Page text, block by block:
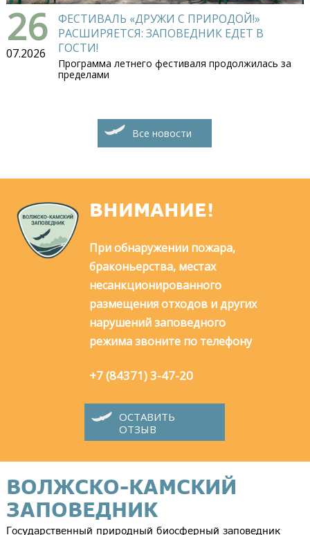
26
07.2026
ФЕСТИВАЛЬ «ДРУЖИ С ПРИРОДОЙ!»
РАСШИРЯЕТСЯ: ЗАПОВЕДНИК ЕДЕТ В
ГОСТИ!
Программа летнего фестиваля продолжилась за
пределами
Все новости
ВНИМАНИЕ!
При обнаружении пожара,
браконьерства, местах
несанкционированного
размещения отходов и других
нарушений заповедного
режима звоните по телефону
+7 (84371) 3-47-20
ОСТАВИТЬ
ОТЗЫВ
ВОЛЖСКО-КАМСКИЙ
ЗАПОВЕДНИК
Государственный природный биосферный заповедник